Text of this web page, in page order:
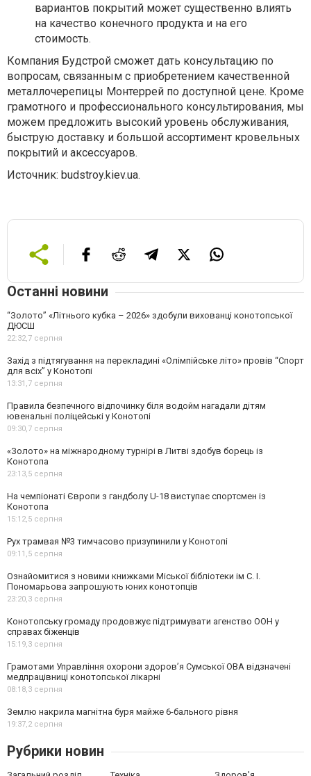
вариантов покрытий может существенно влиять
на качество конечного продукта и на его
стоимость.
Компания Будстрой сможет дать консультацию по
вопросам, связанным с приобретением качественной
металлочерепицы Монтеррей по доступной цене. Кроме
грамотного и профессионального консультирования, мы
можем предложить высокий уровень обслуживания,
быструю доставку и большой ассортимент кровельных
покрытий и аксессуаров.
Источник: budstroy.kiev.ua.
Останні новини
“Золото” «Літнього кубка – 2026» здобули вихованці конотопської
ДЮСШ
22:32,7 серпня
Захід з підтягування на перекладині «Олімпійське літо» провів “Спорт
для всіх” у Конотопі
13:31,7 серпня
Правила безпечного відпочинку біля водойм нагадали дітям
ювенальні поліцейські у Конотопі
09:30,7 серпня
«Золото» на міжнародному турнірі в Литві здобув борець із
Конотопа
23:13,5 серпня
На чемпіонаті Європи з гандболу U-18 виступає спортсмен із
Конотопа
15:12,5 серпня
Рух трамвая №3 тимчасово призупинили у Конотопі
09:11,5 серпня
Ознайомитися з новими книжками Міської бібліотеки ім С. І.
Пономарьова запрошують юних конотопців
23:20,3 серпня
Конотопську громаду продовжує підтримувати агенство ООН у
справах біженців
15:19,3 серпня
Грамотами Управління охорони здоров’я Сумської ОВА відзначені
медпрацівниці конотопської лікарні
08:18,3 серпня
Землю накрила магнітна буря майже 6-бального рівня
19:37,2 серпня
Рубрики новин